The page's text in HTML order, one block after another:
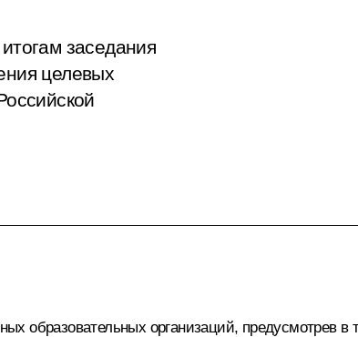
заседания
целевых
образовательных организаций, предусмотрев